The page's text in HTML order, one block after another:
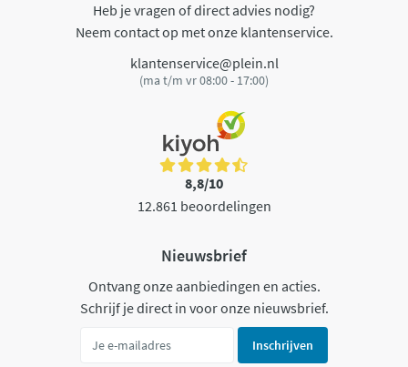
Heb je vragen of direct advies nodig?
Neem contact op met onze klantenservice.
klantenservice@plein.nl
(ma t/m vr 08:00 - 17:00)
8,8/10
12.861 beoordelingen
Nieuwsbrief
Ontvang onze aanbiedingen en acties.
Schrijf je direct in voor onze nieuwsbrief.
Inschrijven